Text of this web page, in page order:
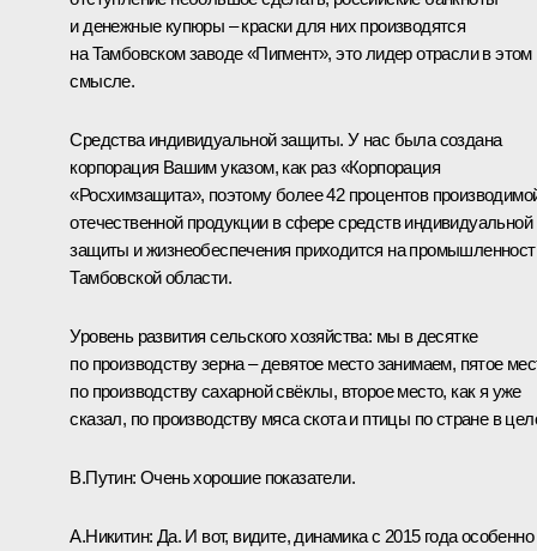
и денежные купюры – краски для них производятся
на Тамбовском заводе «Пигмент», это лидер отрасли в этом
смысле.
Средства индивидуальной защиты. У нас была создана
корпорация Вашим указом, как раз «Корпорация
«Росхимзащита», поэтому более 42 процентов
отечественной продукции в сфере средств индивидуальной
защиты и жизнеобеспечения приходится на
Тамбовской области.
Уровень развития сельского хозяйства: мы в десятке
по производству зерна – девятое место занимаем, пятое
по производству сахарной свёклы, второе место, как я уже
сказал, по производству мяса скота и птицы по стране в
В.Путин: Очень хорошие показатели.
А.Никитин: Да. И вот, видите, динамика с 2015 года особенно